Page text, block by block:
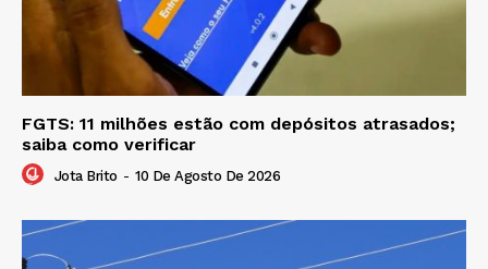
FGTS: 11 milhões estão com depósitos atrasados;
saiba como verificar
Jota Brito - 10 De Agosto De 2026